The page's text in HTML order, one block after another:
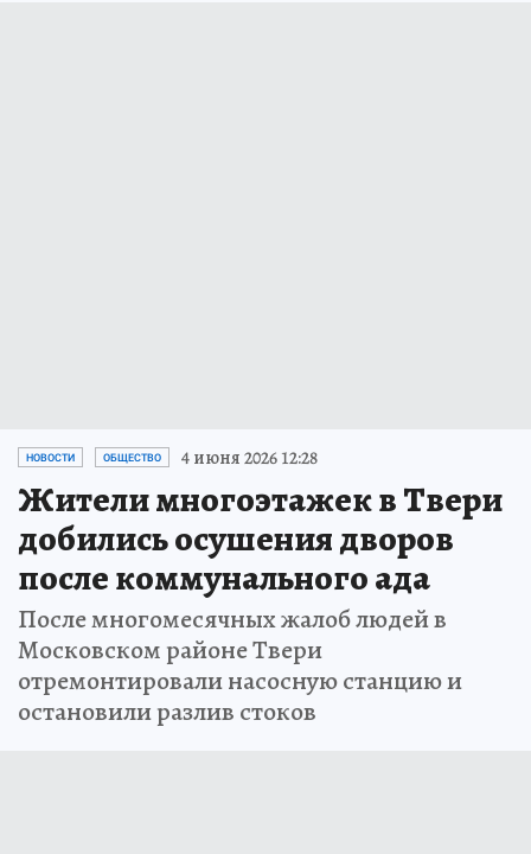
НОВОСТИ ОБЩЕСТВО 4 июня 2026 12:28
Жители многоэтажек в Твери
добились осушения дворов
после коммунального ада
После многомесячных жалоб людей в
Московском районе Твери
отремонтировали насосную станцию и
остановили разлив стоков